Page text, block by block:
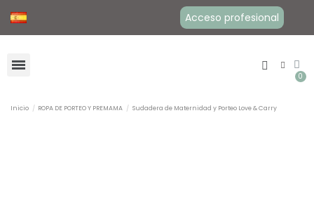
Acceso profesional
Inicio ROPA DE PORTEO Y PREMAMA Sudadera de Maternidad y Porteo Love & Carry